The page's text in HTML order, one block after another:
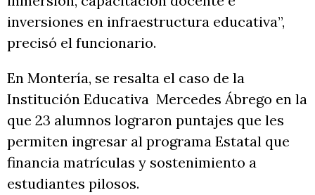
inversiones en infraestructura educativa”,
precisó el funcionario.
En Montería, se resalta el caso de la
Institución Educativa Mercedes Ábrego en la
que 23 alumnos lograron puntajes que les
permiten ingresar al programa Estatal que
financia matrículas y sostenimiento a
estudiantes pilosos.